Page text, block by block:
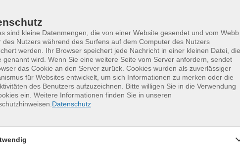
26F2120
23,00 €
Verborgen im Stadtbild -
Demokratiegeschichte in Dresden.
Spurensuche in "Elbflorenz"
gebührenfrei
sind kleine Datenmengen, die von einer Website gesendet und vom Webb
des Nutzers während des Surfens auf dem Computer des Nutzers
werden. Ihr Browser speichert jede Nachricht in einer kleinen Datei, die
genannt wird. Wenn Sie eine weitere Seite vom Server anfordern, sendet
das Cookie an den Server zurück. Cookies wurden als zuverlässiger
für Websites entwickelt, um sich Informationen zu merken oder die
des Benutzers aufzuzeichnen. Bitte willigen Sie in die Verwendung
ein. Weitere Informationen finden Sie in unseren
Datenschutz